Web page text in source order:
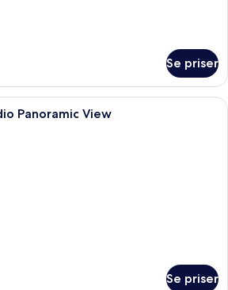
Se priser
Rooftop Terrace Studio Panoramic
Panoramic View
Se priser